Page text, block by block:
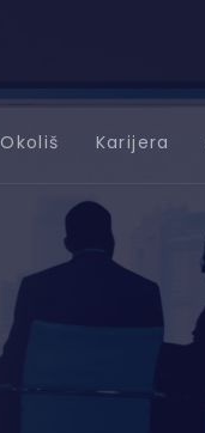
Okoliš Karijera